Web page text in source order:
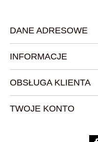
DANE ADRESOWE
INFORMACJE
OBSŁUGA KLIENTA
TWOJE KONTO